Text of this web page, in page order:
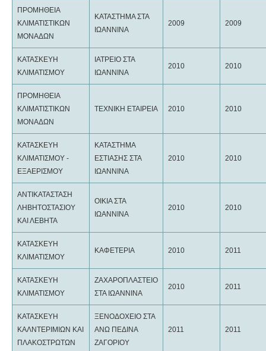
ΠΡΟΜΗΘΕΙΑ
ΚΛΙΜΑΤΙΣΤΙΚΩΝ
ΜΟΝΑΔΩΝ
ΚΑΤΑΣΤΗΜΑ ΣΤΑ
ΙΩΑΝΝΙΝΑ
2009 2009
ΚΑΤΑΣΚΕΥΗ
ΚΛΙΜΑΤΙΣΜΟΥ
ΙΑΤΡΕΙΟ ΣΤΑ
ΙΩΑΝΝΙΝΑ
2010 2010
ΠΡΟΜΗΘΕΙΑ
ΚΛΙΜΑΤΙΣΤΙΚΩΝ
ΜΟΝΑΔΩΝ
ΤΕΧΝΙΚΗ ΕΤΑΙΡΕΙΑ 2010 2010
ΚΑΤΑΣΚΕΥΗ
ΚΛΙΜΑΤΙΣΜΟΥ -
ΕΞΑΕΡΙΣΜΟΥ
ΚΑΤΑΣΤΗΜΑ
ΕΣΤΙΑΣΗΣ ΣΤΑ
ΙΩΑΝΝΙΝΑ
2010 2010
ΑΝΤΙΚΑΤΑΣΤΑΣΗ
ΛΗΒΗΤΟΣΤΑΣΙΟΥ
ΚΑΙ ΛΕΒΗΤΑ
ΟΙΚΙΑ ΣΤΑ
ΙΩΑΝΝΙΝΑ
2010 2010
ΚΑΤΑΣΚΕΥΗ
ΚΛΙΜΑΤΙΣΜΟΥ
ΚΑΦΕΤΕΡΙΑ 2010 2011
ΚΑΤΑΣΚΕΥΗ
ΚΛΙΜΑΤΙΣΜΟΥ
ΖΑΧΑΡΟΠΛΑΣΤΕΙΟ
ΣΤΑ ΙΩΑΝΝΙΝΑ
2010 2011
ΚΑΤΑΣΚΕΥΗ
ΚΑΛΝΤΕΡΙΜΙΩΝ ΚΑΙ
ΠΛΑΚΟΣΤΡΩΤΩΝ
ΞΕΝΟΔΟΧΕΙΟ ΣΤΑ
ΑΝΩ ΠΕΔΙΝΑ
ΖΑΓΟΡΙΟΥ
2011 2011